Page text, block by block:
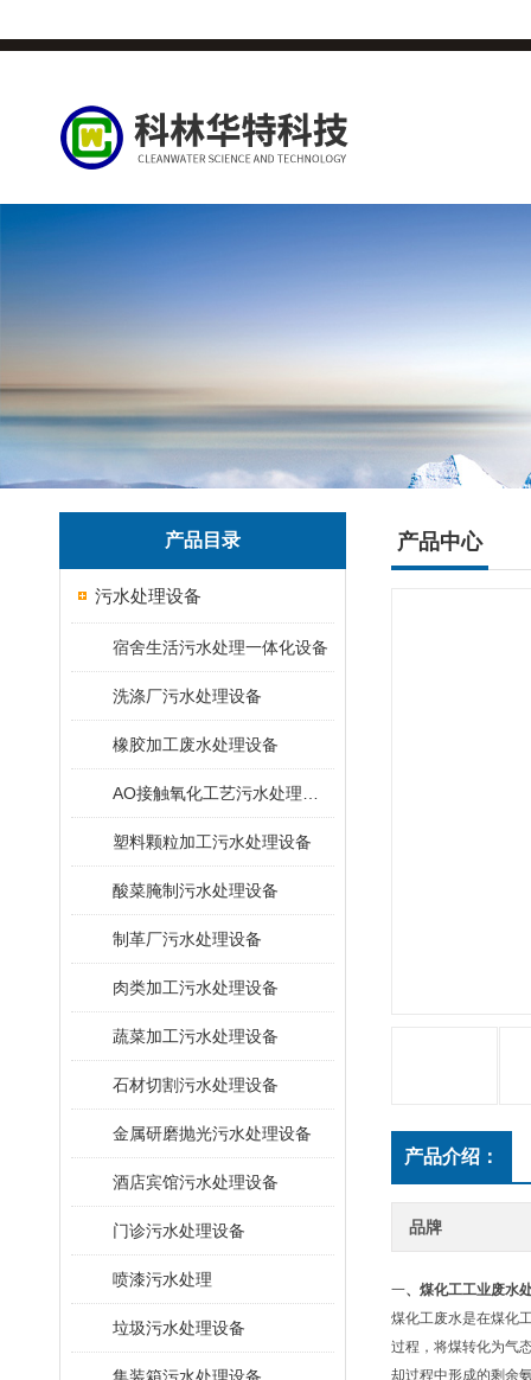
产品目录
污水处理设备
宿舍生活污水处理一体化设备
洗涤厂污水处理设备
橡胶加工废水处理设备
塑料颗粒加工污水处理设备
酸菜腌制污水处理设备
制革厂污水处理设备
肉类加工污水处理设备
蔬菜加工污水处理设备
石材切割污水处理设备
金属研磨抛光污水处理设备
酒店宾馆污水处理设备
门诊污水处理设备
喷漆污水处理
垃圾污水处理设备
产品中心
产品介绍：
品牌
一、 煤化工工业废水
煤化工废水是在煤化
过程，将煤转化为气
却过程中形成的剩余